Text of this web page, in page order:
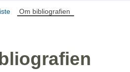
Om bibliografien